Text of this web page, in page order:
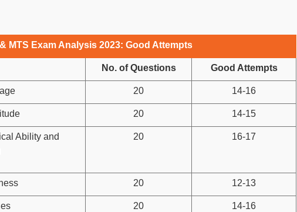
& MTS Exam Analysis 2023: Good Attempts
No. of Questions Good Attempts
20 14-16
20 14-15
Ability and
20 16-17
20 12-13
20 14-16